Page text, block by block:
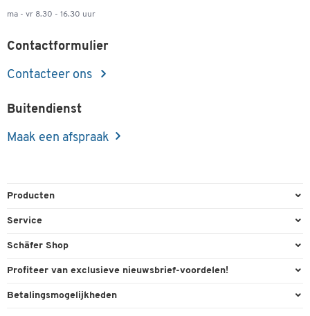
ma - vr 8.30 - 16.30 uur
Contactformulier
Contacteer ons
Buitendienst
Maak een afspraak
Producten
Kantoorbenodigdheden
Milieutechniek
Service
Bestelling herroepen
Schäfer Shop
Algemene voorwaarden
Profiteer van exclusieve nieuwsbrief-voordelen!
Welkomstgeschenk
Betalingsmogelijkheden